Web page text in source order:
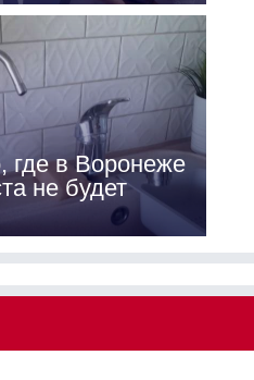
где в Воронеже
не будет